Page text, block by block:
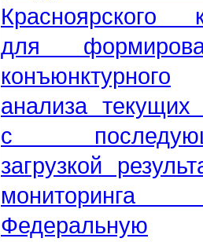
Красноярского
для
конъюнктурного
анализа текущих
с
загрузкой
Федеральную